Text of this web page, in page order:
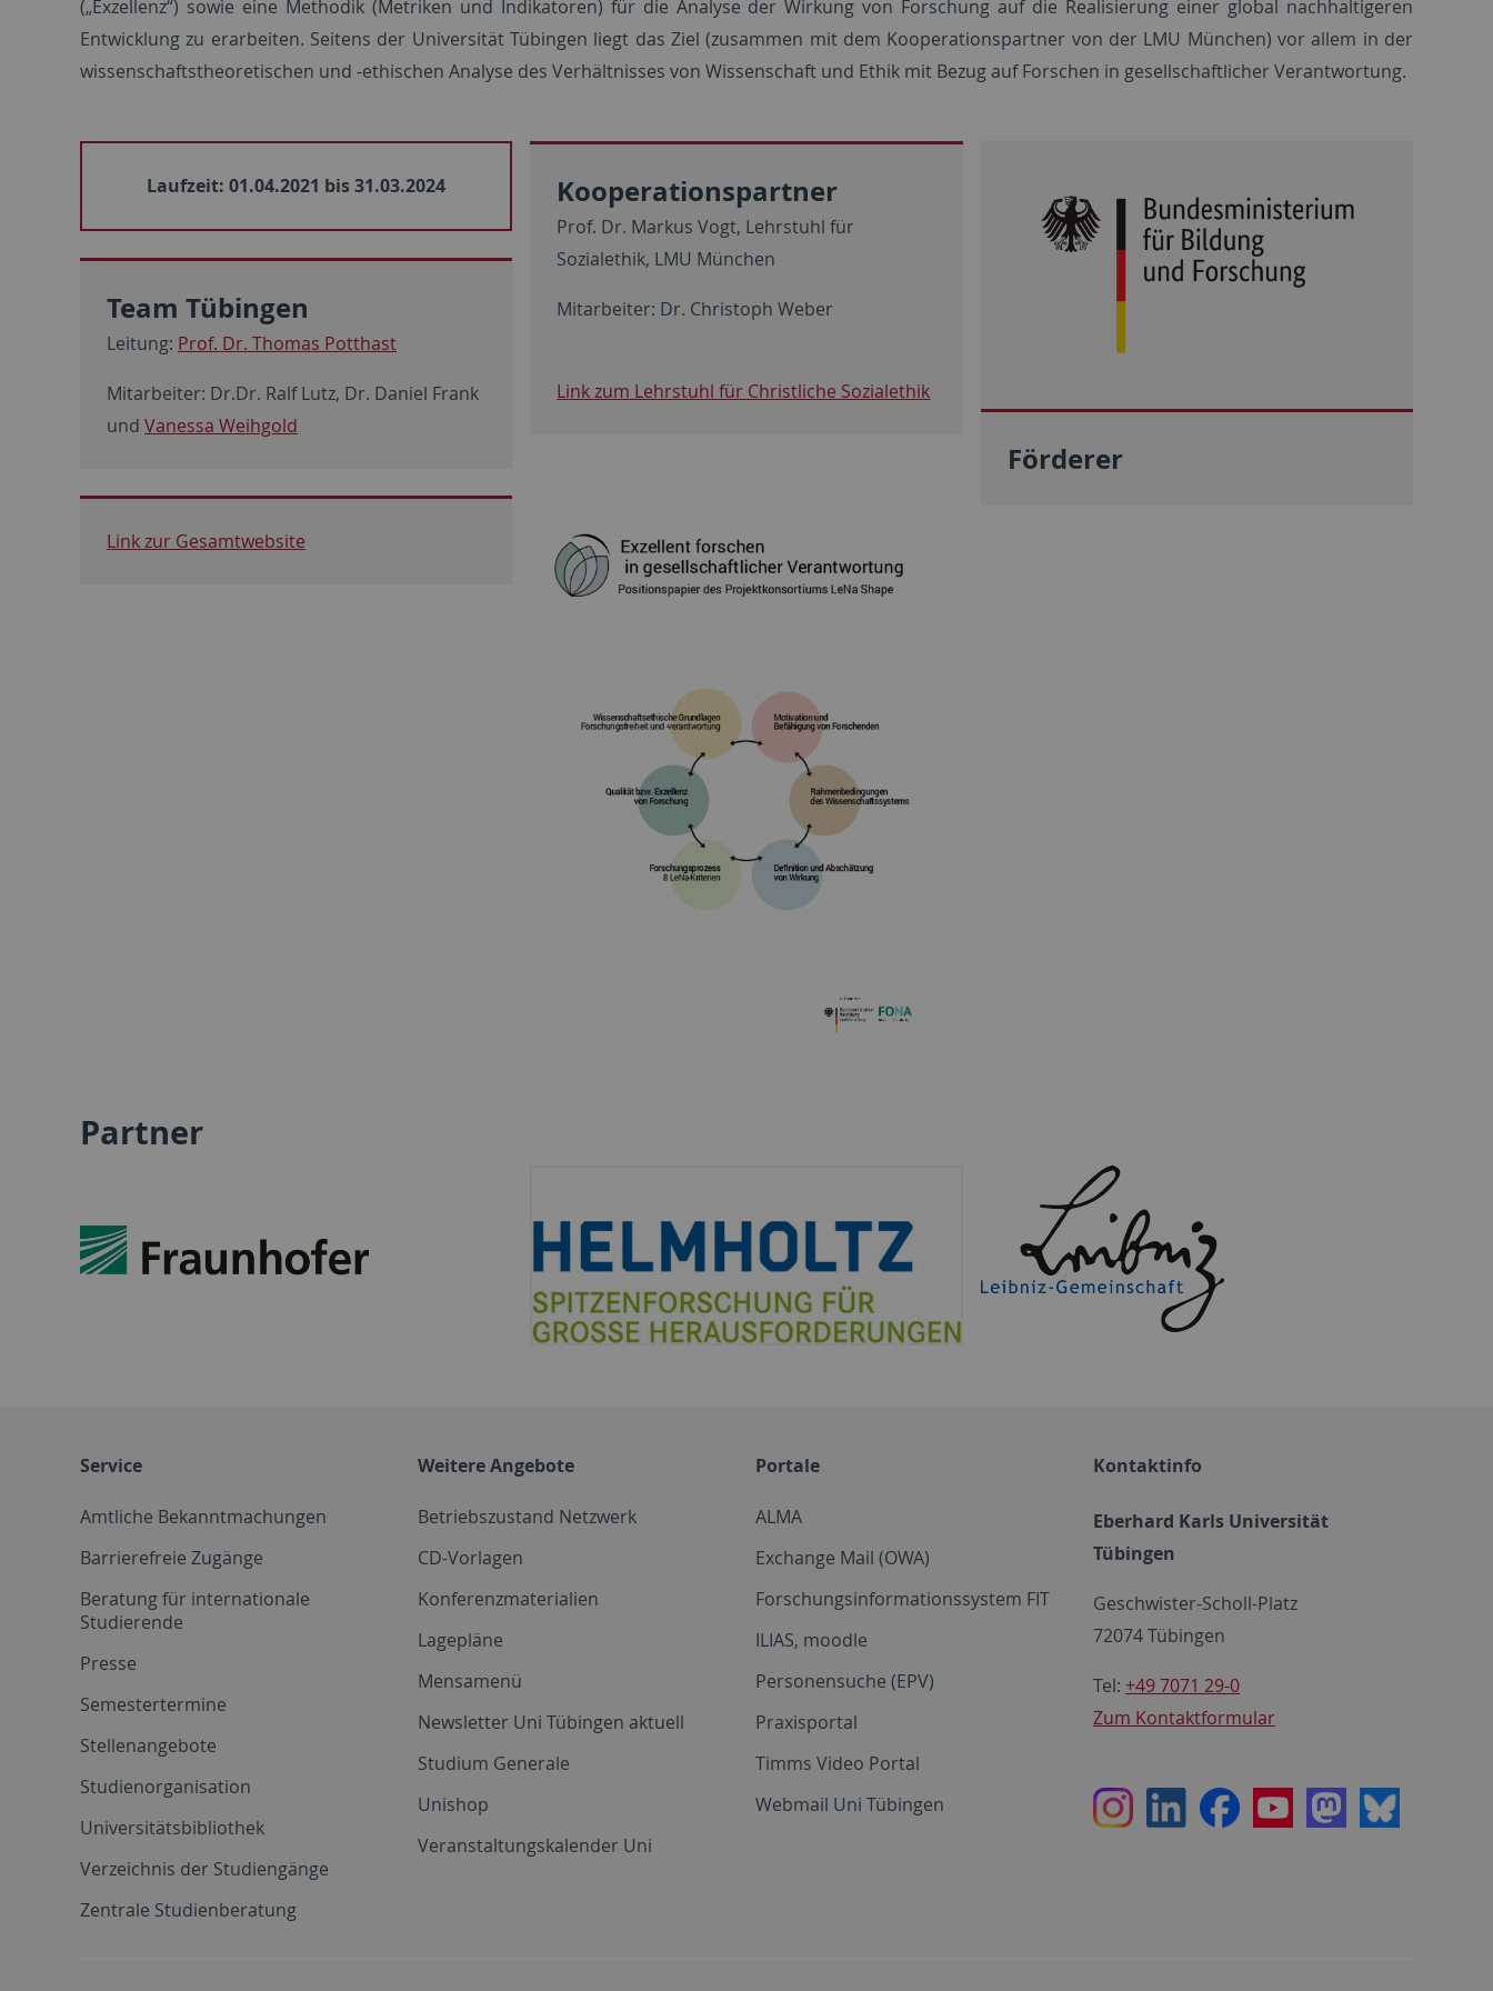
(„Exzellenz“) sowie eine Methodik (Metriken und Indikatoren) für die Analyse der Wirkung von Forschung auf die Realisierung einer global nachhaltigeren
Entwicklung zu erarbeiten. Seitens der Universität Tübingen liegt das Ziel (zusammen mit dem Kooperationspartner von der LMU München) vor allem in der
wissenschaftstheoretischen und -ethischen Analyse des Verhältnisses von Wissenschaft und Ethik mit Bezug auf Forschen in gesellschaftlicher Verantwortung.
Laufzeit: 01.04.2021 bis 31.03.2024
Team Tübingen
Leitung: Prof. Dr. Thomas Potthast
Mitarbeiter: Dr.Dr. Ralf Lutz, Dr. Daniel Frank
und Vanessa Weihgold
Link zur Gesamtwebsite
Kooperationspartner
Prof. Dr. Markus Vogt, Lehrstuhl für
Sozialethik, LMU München
Mitarbeiter: Dr. Christoph Weber
Link zum Lehrstuhl für Christliche Sozialethik
Förderer
Partner
Service
Amtliche Bekanntmachungen
Barrierefreie Zugänge
Beratung für internationale
Studierende
Presse
Semestertermine
Stellenangebote
Studienorganisation
Universitätsbibliothek
Verzeichnis der Studiengänge
Zentrale Studienberatung
Weitere Angebote
Betriebszustand Netzwerk
CD-Vorlagen
Konferenzmaterialien
Lagepläne
Mensamenü
Newsletter Uni Tübingen aktuell
Studium Generale
Unishop
Veranstaltungskalender Uni
Portale
ALMA
Exchange Mail (OWA)
Forschungsinformationssystem FIT
ILIAS, moodle
Personensuche (EPV)
Praxisportal
Timms Video Portal
Webmail Uni Tübingen
Kontaktinfo
Eberhard Karls Universität
Tübingen
Geschwister-Scholl-Platz
72074 Tübingen
Tel: +49 7071 29-0
Zum Kontaktformular
InstagramLinkedInFacebookYoutubeMastodon
Bluesky